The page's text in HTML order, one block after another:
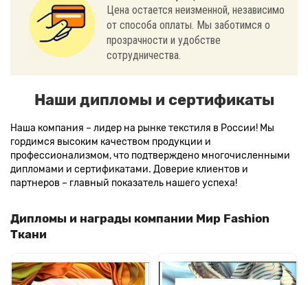
Цена остается неизменной, независимо
от способа оплаты. Мы заботимся о
прозрачности и удобстве
сотрудничества.
Наши дипломы и сертификаты
Наша компания – лидер на рынке текстиля в России! Мы
гордимся высоким качеством продукции и
профессионализмом, что подтверждено многочисленными
дипломами и сертификатами. Доверие клиентов и
партнеров – главный показатель нашего успеха!
Дипломы и награды компании Мир Fashion
Ткани